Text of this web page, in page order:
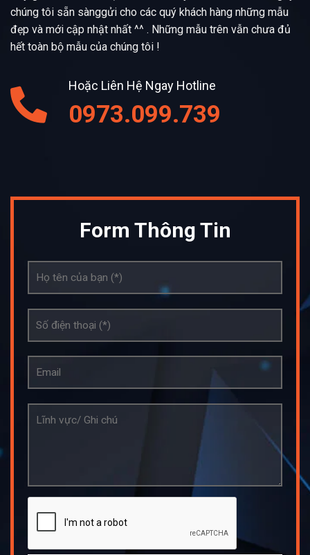
chúng tôi sẵn sànggửi cho các quý khách hàng những mẫu
đẹp và mới cập nhật nhất ^^ . Những mẫu trên vẫn chưa đủ
hết toàn bộ mẫu của chúng tôi !
Hoặc Liên Hệ Ngay Hotline
0973.099.739
Form Thông Tin